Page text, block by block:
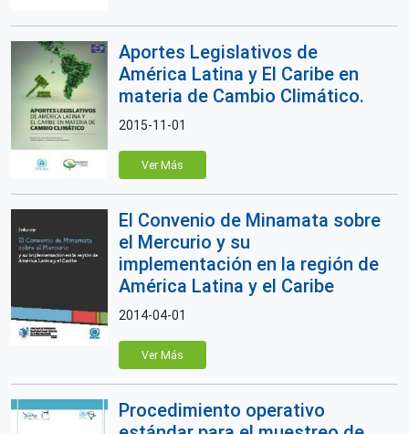
Aportes Legislativos de
América Latina y El Caribe en
materia de Cambio Climático.
2015-11-01
Ver Más
El Convenio de Minamata sobre
el Mercurio y su
implementación en la región de
América Latina y el Caribe
2014-04-01
Ver Más
Procedimiento operativo